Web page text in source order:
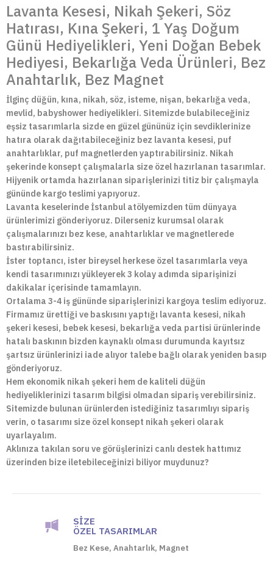
Lavanta Kesesi, Nikah Şekeri, Söz
Hatırası, Kına Şekeri, 1 Yaş Doğum
Günü Hediyelikleri, Yeni Doğan Bebek
Hediyesi, Bekarlığa Veda Ürünleri, Bez
Anahtarlık, Bez Magnet
İlginç düğün, kına, nikah, söz, isteme, nişan, bekarlığa veda,
mevlid, babyshower hediyelikleri. Sitemizde bulabileceğiniz
eşsiz tasarımlarla sizde en güzel gününüz için sevdiklerinize
hatıra olarak dağıtabileceğiniz bez lavanta kesesi, puf
anahtarlıklar, puf magnetlerden yaptırabilirsiniz. Nikah
şekerinde konsept çalışmalarla size özel hazırlanan tasarımlar.
Hijyenik ortamda hazırlanan siparişlerinizi titiz bir çalışmayla
gününde kargo teslimi yapıyoruz.
Lavanta keselerinde İstanbul atölyemizden tüm dünyaya
ürünlerimizi gönderiyoruz. Dilerseniz kurumsal olarak
çalışmalarınızı bez kese, anahtarlıklar ve magnetlerede
bastırabilirsiniz.
İster toptancı, ister bireysel herkese özel tasarımlarla veya
kendi tasarımınızı yükleyerek 3 kolay adımda siparişinizi
dakikalar içerisinde tamamlayın.
Ortalama 3-4 iş gününde siparişlerinizi kargoya teslim ediyoruz.
Firmamız ürettiği ve baskısını yaptığı lavanta kesesi, nikah
şekeri kesesi, bebek kesesi, bekarlığa veda partisi ürünlerinde
hatalı baskının bizden kaynaklı olması durumunda kayıtsız
şartsız ürünlerinizi iade alıyor talebe bağlı olarak yeniden basıp
gönderiyoruz.
Hem ekonomik nikah şekeri hem de kaliteli düğün
hediyeliklerinizi tasarım bilgisi olmadan sipariş verebilirsiniz.
Sitemizde bulunan ürünlerden istediğiniz tasarımlıyı sipariş
verin, o tasarımı size özel konsept nikah şekeri olarak
uyarlayalım.
Aklınıza takılan soru ve görüşlerinizi canlı destek hattımız
üzerinden bize iletebileceğinizi biliyor muydunuz?
SIZE
ÖZEL TASARIMLAR
Bez Kese, Anahtarlık, Magnet